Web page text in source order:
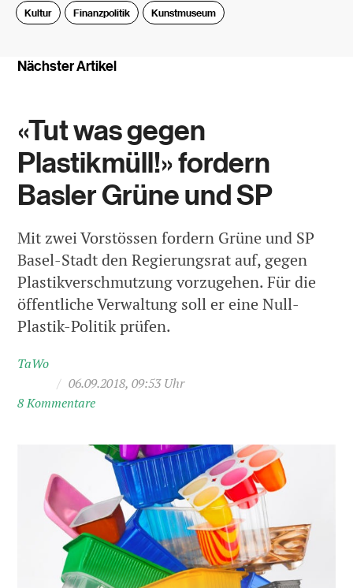
Kultur Finanzpolitik Kunstmuseum
Nächster Artikel
«Tut was gegen
Plastikmüll!» fordern
Basler Grüne und SP
Mit zwei Vorstössen fordern Grüne und SP
Basel-Stadt den Regierungsrat auf, gegen
Plastikverschmutzung vorzugehen. Für die
öffentliche Verwaltung soll er eine Null-
Plastik-Politik prüfen.
TaWo
/ 06.09.2018, 09:53 Uhr
8 Kommentare